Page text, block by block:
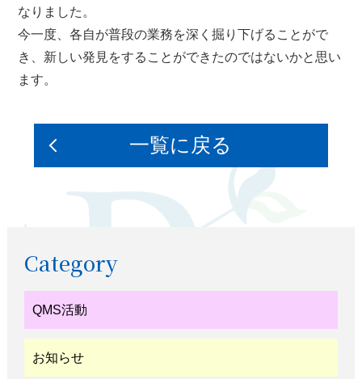
なりました。
今一度、各自が普段の業務を深く掘り下げることがで
き、新しい発見をすることができたのではないかと思い
ます。
一覧に戻る
Category
QMS活動
お知らせ